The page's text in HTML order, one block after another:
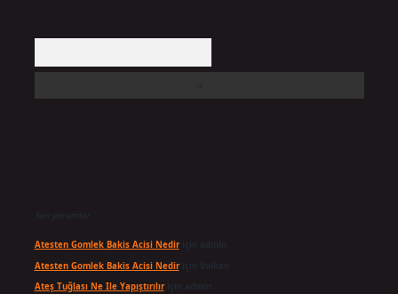
Son yorumlar
Atesten Gomlek Bakis Acisi Nediriçin
Atesten Gomlek Bakis Acisi Nediriçin
Ateş Tuğlası Ne Ile Yapıştırılıriçin